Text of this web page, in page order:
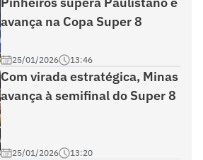
avança na Copa Super 8
25/01/2026 13:46
Com virada estratégica, Minas
avança à semifinal do Super 8
25/01/2026 13:20